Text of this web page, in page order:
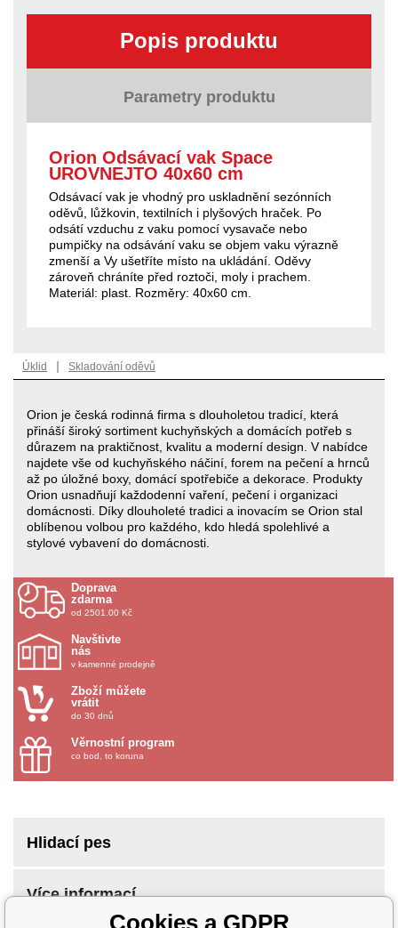
Popis produktu
Parametry produktu
Orion Odsávací vak Space
UROVNEJTO 40x60 cm
Odsávací vak je vhodný pro uskladnění sezónních
oděvů, lůžkovin, textilních i plyšových hraček. Po
odsátí vzduchu z vaku pomocí vysavače nebo
pumpičky na odsávání vaku se objem vaku výrazně
zmenší a Vy ušetříte místo na ukládání. Oděvy
zároveň chráníte před roztoči, moly i prachem.
Materiál: plast. Rozměry: 40x60 cm.
Úklid | Skladování oděvů
Orion je česká rodinná firma s dlouholetou tradicí, která
přináší široký sortiment kuchyňských a domácích potřeb s
důrazem na praktičnost, kvalitu a moderní design. V nabídce
najdete vše od kuchyňského náčiní, forem na pečení a hrnců
až po úložné boxy, domácí spotřebiče a dekorace. Produkty
Orion usnadňují každodenní vaření, pečení i organizaci
domácnosti. Díky dlouholeté tradici a inovacím se Orion stal
oblíbenou volbou pro každého, kdo hledá spolehlivé a
stylové vybavení do domácnosti.
Doprava
zdarma
od 2501.00 Kč
Navštivte
nás
v kamenné prodejně
Zboží můžete
vrátit
do 30 dnů
Věrnostní program
co bod, to koruna
Hlidací pes
Více informací
Cookies a GDPR